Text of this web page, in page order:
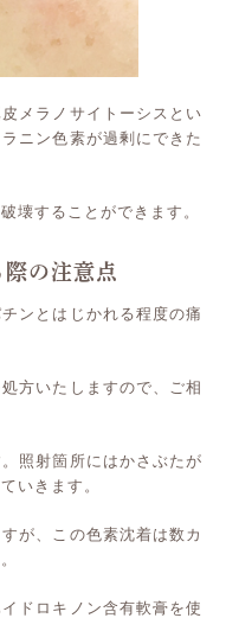
メラノサイトーシスとい
ニン色素が過剰にできた
壊することができます。
の注意点
ンとはじかれる程度の痛
方いたしますので、ご相
照射箇所にはかさぶたが
いきます。
が、この色素沈着は数カ
ドロキノン含有軟膏を使